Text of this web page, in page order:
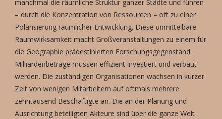
manchmal die räumliche Struktur ganzer Städte und führen
– durch die Konzentration von Ressourcen – oft zu einer
Polarisierung räumlicher Entwicklung. Diese unmittelbare
Raumwirksamkeit macht Großveranstaltungen zu einem für
die Geographie prädestinierten Forschungsgegenstand.
Milliardenbeträge müssen effizient investiert und verbaut
werden. Die zuständigen Organisationen wachsen in kurzer
Zeit von wenigen Mitarbeitern auf oftmals mehrere
zehntausend Beschäftigte an. Die an der Planung und
Ausrichtung beteiligten Akteure sind über die ganze Welt